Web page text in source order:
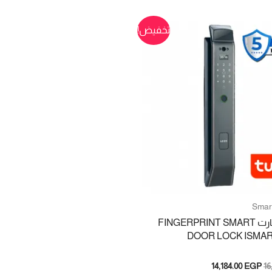
تخفيض!
كوالين سمارت FINGERPRINT SMART
DOOR LOCK
السعر14,184.00EGP
السعر